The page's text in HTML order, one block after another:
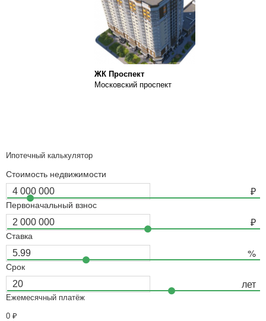
ЖК Проспект
Московский проспект
Ипотечный калькулятор
Стоимость недвижимости
Первоначальный взнос
Ставка
Срок
Ежемесячный платёж
0 ₽